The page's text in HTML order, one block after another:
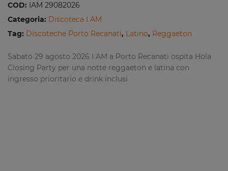
COD: IAM 29082026
Categoria: Discoteca I AM
Tag: Discoteche Porto Recanati, Latino, Reggaeton
Sabato 29 agosto 2026 I AM a Porto Recanati ospita Hola
Closing Party per una notte reggaeton e latina con
ingresso prioritario e drink inclusi